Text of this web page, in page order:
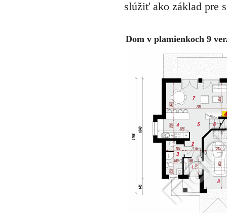
slúžiť ako základ pre
Dom v plamienkoch 9